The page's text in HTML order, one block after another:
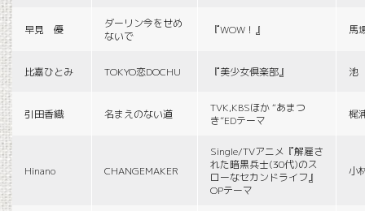
早見 優
ダーリン今をせめ
ないで
『WOW！』 馬
比嘉ひとみ TOKYO恋DOCHU 『美少女倶楽部』 池
引田香織 名まえのない道
TVK,KBSほか “あまつ
き”EDテーマ
梶
Hinano CHANGEMAKER
Single/TVアニメ『解雇さ
れた暗黒兵士(30代)のス
ローなセカンドライフ』
OPテーマ
小